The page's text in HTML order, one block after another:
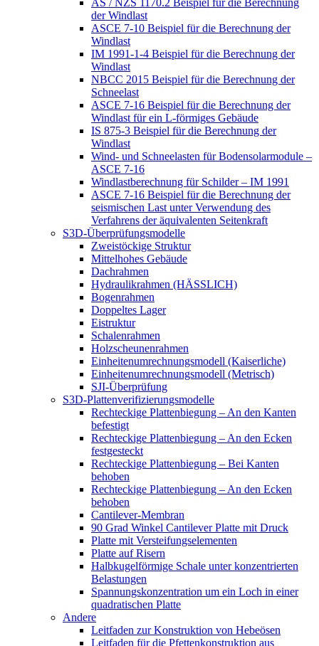
AS / NZS 1170.2 Beispiel für die Berechnung
der Windlast
ASCE 7-10 Beispiel für die Berechnung der
Windlast
IM 1991-1-4 Beispiel für die Berechnung der
Windlast
NBCC 2015 Beispiel für die Berechnung der
Schneelast
ASCE 7-16 Beispiel für die Berechnung der
Windlast für ein L-förmiges Gebäude
IS 875-3 Beispiel für die Berechnung der
Windlast
Wind- und Schneelasten für Bodensolarmodule –
ASCE 7-16
Windlastberechnung für Schilder – IM 1991
ASCE 7-16 Beispiel für die Berechnung der
seismischen Last unter Verwendung des
Verfahrens der äquivalenten Seitenkraft
S3D-Überprüfungsmodelle
Zweistöckige Struktur
Mittelhohes Gebäude
Dachrahmen
Hydraulikrahmen (HÄSSLICH)
Bogenrahmen
Doppeltes Lager
Eistruktur
Schalenrahmen
Holzscheunenrahmen
Einheitenumrechnungsmodell (Kaiserliche)
Einheitenumrechnungsmodell (Metrisch)
SJI-Überprüfung
S3D-Plattenverifizierungsmodelle
Rechteckige Plattenbiegung – An den Kanten
befestigt
Rechteckige Plattenbiegung – An den Ecken
festgesteckt
Rechteckige Plattenbiegung – Bei Kanten
behoben
Rechteckige Plattenbiegung – An den Ecken
behoben
Cantilever-Membran
90 Grad Winkel Cantilever Platte mit Druck
Platte mit Versteifungselementen
Platte auf Risern
Halbkugelförmige Schale unter konzentrierten
Belastungen
Spannungskonzentration um ein Loch in einer
quadratischen Platte
Andere
Leitfaden zur Konstruktion von Hebeösen
Leitfaden für die Pfettenkonstruktion aus